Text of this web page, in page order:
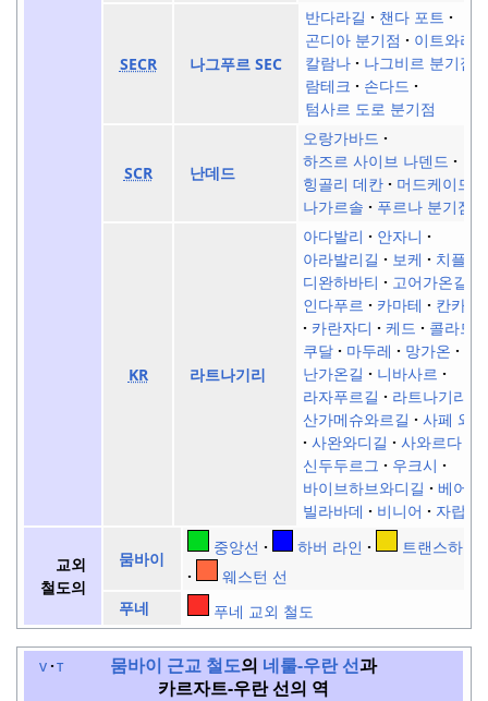
SECR 나그푸르 SEC
반다라길
챈다 포트
곤디아 분기점
이트와리
칼람나
나그비르 분기점
람테크
손다드
텀사르 도로 분기점
SCR 난데드
오랑가바드
하즈르 사이브 나덴드
힝골리 데칸
머드케이드
나가르솔
푸르나 분기점
KR 라트나기리
아다발리
안자니
아라발리길
보케
치플룬
디완하바티
고어가온길
인다푸르
카마테
칸카발
카란자디
케드
콜라드
쿠달
마두레
망가온
난가온길
니바사르
라자푸르길
라트나기리
산가메슈와르길
사페 와
사완와디길
사와르다
신두두르그
우크시
바이브하브와디길
베어
빌라바데
비니어 자랍
교외
철도의
뭄바이
중앙선 하버 라인
트랜스하버
웨스턴 선
푸네
푸네 교외 철도
v t 뭄바이 근교 철도의 네룰-우란 선과
카르자트-우란 선의 역